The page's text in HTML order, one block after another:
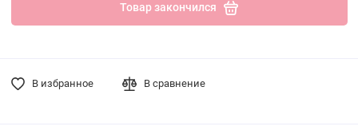
Товар закончился
В избранное В сравнение